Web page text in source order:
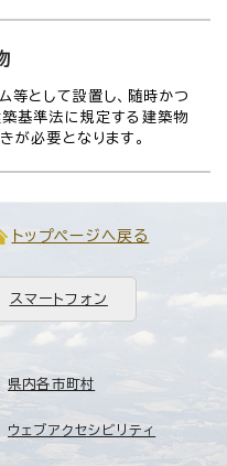
等として設置し、随時かつ
基準法に規定する建築物
が必要となります。
トップページへ戻る
スマートフォン
県内各市町村
ウェブアクセシビリティ